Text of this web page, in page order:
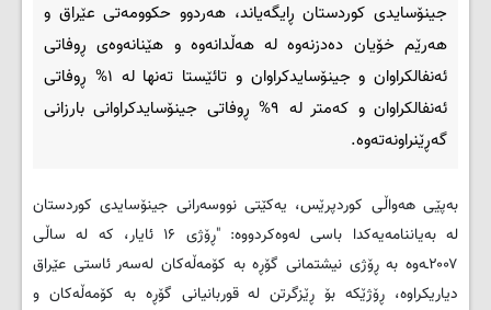
جینۆسایدی کوردستان ڕایگه‌یاند، هەردوو حکوومەتی عێراق و
هەرێم خۆیان دەدزنەوە لە هەڵدانەوە و هێنانەوەی ڕوفاتی
ئەنفالکراوان و جینۆسایدکراوان و تائێستا تەنها لە ۱% ڕوفاتی
ئەنفالکراوان و کەمتر لە ۹% ڕوفاتی جینۆسایدکراوانی بارزانی
گەڕێنراونەتەوە.
بەپێی هەواڵی کوردپرێس، یەکێتی نووسەرانی جینۆسایدی کوردستان
له‌ به‌یاننامه‌یه‌کدا باسی له‌وه‌کردووه‌: "ڕۆژی ۱۶ ئایار، کە لە ساڵی
۲۰۰۷ـەوە بە ڕۆژی نیشتمانی گۆڕە بە کۆمەڵەکان لەسەر ئاستی عێراق
دیاریکراوە، ڕۆژێکە بۆ ڕێزگرتن لە قوربانیانی گۆڕە بە کۆمەڵەکان و